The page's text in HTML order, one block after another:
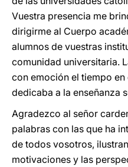
Vuestra presencia me
dirigirme al Cuerpo
alumnos de vuestras
comunidad universitaria.
con emoción el tiempo
dedicaba a la enseñanza
Agradezco al señor
palabras con las que ha
de todos vosotros,
motivaciones y las